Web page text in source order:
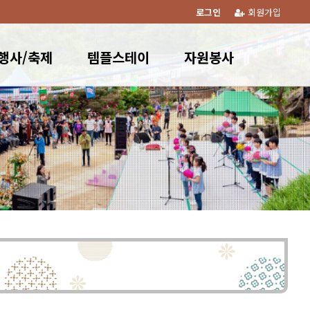
회원가입
로그인
사/축제 템플스테이 자원봉사